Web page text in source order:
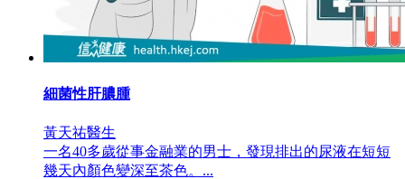
細菌性肝膿腫
黃天祐醫生
一名40多歲從事金融業的男士，發現排出的尿液在短短
幾天內顏色變深至茶色。...